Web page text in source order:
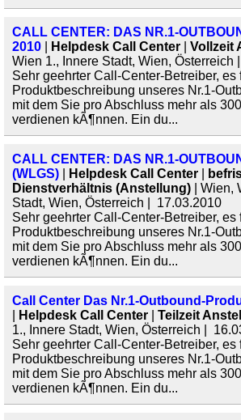
CALL CENTER: DAS NR.1-
2010
Helpdesk Call Center Vollzeit
Wien 1., Innere Stadt, Wien, Österreich
Sehr geehrter Call-Center-Betreiber, es
Produktbeschreibung unseres Nr.1-
mit dem Sie pro Abschluss mehr als
verdienen kÃ¶nnen. Ein du...
CALL CENTER: DAS NR.1-
(WLGS)
Helpdesk Call Center
Dienstverhältnis (Anstellung) | Wien,
Stadt, Wien, Österreich | 17.03.2010
Sehr geehrter Call-Center-Betreiber, es
Produktbeschreibung unseres Nr.1-
mit dem Sie pro Abschluss mehr als
verdienen kÃ¶nnen. Ein du...
Call Center Das Nr.1-Outbound-
Helpdesk Call Center Teilzeit
1., Innere Stadt, Wien, Österreich |
Sehr geehrter Call-Center-Betreiber, es
Produktbeschreibung unseres Nr.1-
mit dem Sie pro Abschluss mehr als
verdienen kÃ¶nnen. Ein du...